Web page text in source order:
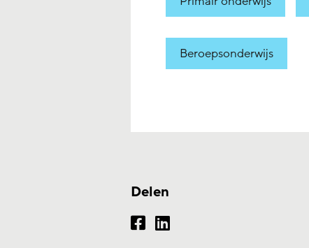
Beroepsonderwijs
Delen